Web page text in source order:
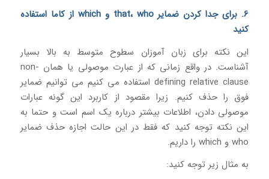
6. برای جدا کردن ضمایر that، who و which از کاما استفاده
کنید
این نکته برای زبان آموزان سطوح متوسط به بالا بسیار
آشناست. در واقع زمانی که از عبارت موصولی یا همان non-
defining relative clause استفاده می کنیم می توانیم ضمایر
فوق را حذف کنیم. زیرا مقصود از کاربرد این گونه عبارات
موصولی دادن، اطلاعات بیشتر درباره یک اسم است و حتما به
این نکته توجه کنید که فقط در این حالت اجازه حذف ضمایر
who و which را داریم.
به مثال زیر توجه کنید: